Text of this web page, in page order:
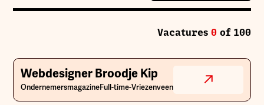
Alle artikelen
Vacatures 0of 100
Webdesigner Broodje Kip
OndernemersmagazineFull-time-Vriezenveen